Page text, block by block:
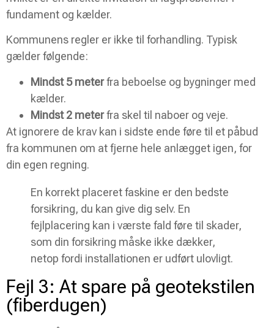
fundament og kælder.
Kommunens regler er ikke til forhandling. Typisk
gælder følgende:
Mindst 5 meterfra beboelse og bygninger med
kælder.
Mindst 2 meterfra skel til naboer og veje.
At ignorere de krav kan i sidste ende føre til et påbud
fra kommunen om at fjerne hele anlægget igen, for
din egen regning.
En korrekt placeret faskine er den bedste
forsikring, du kan give dig selv. En
fejlplacering kan i værste fald føre til skader,
som din forsikring måske ikke dækker,
netop fordi installationen er udført ulovligt.
Fejl 3: At spare på geotekstilen
(fiberdugen)